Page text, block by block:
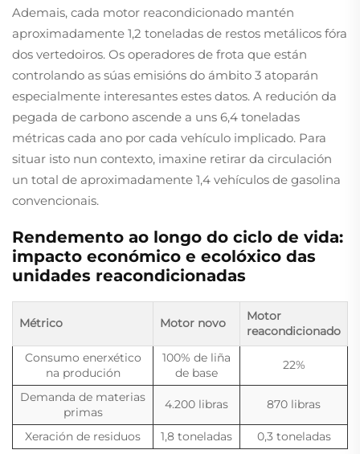
Ademais, cada motor reacondicionado mantén
aproximadamente 1,2 toneladas de restos metálicos fóra
dos vertedoiros. Os operadores de frota que están
controlando as súas emisións do ámbito 3 atoparán
especialmente interesantes estes datos. A redución da
pegada de carbono ascende a uns 6,4 toneladas
métricas cada ano por cada vehículo implicado. Para
situar isto nun contexto, imaxine retirar da circulación
un total de aproximadamente 1,4 vehículos de gasolina
convencionais.
Rendemento ao longo do ciclo de vida:
impacto económico e ecolóxico das
unidades reacondicionadas
Métrico Motor novo
Motor
reacondicionado
Consumo enerxético
na produción
100% de liña
de base
22%
Demanda de materias
primas
4.200 libras 870 libras
Xeración de residuos 1,8 toneladas 0,3 toneladas